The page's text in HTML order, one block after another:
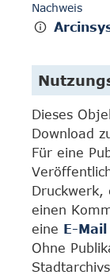
Nachweis
Dieses
Download
Für eine
Druckwerk,
einen
eine E-Mail
Ohne